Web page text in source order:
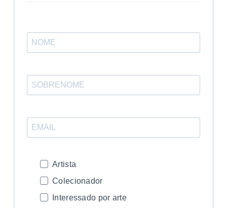
Artista
Colecionador
Interessado por arte